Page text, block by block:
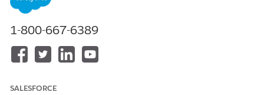
要在提示生成器中创建和管理
提示模板：
1-800-667-6389
SALESFORCE